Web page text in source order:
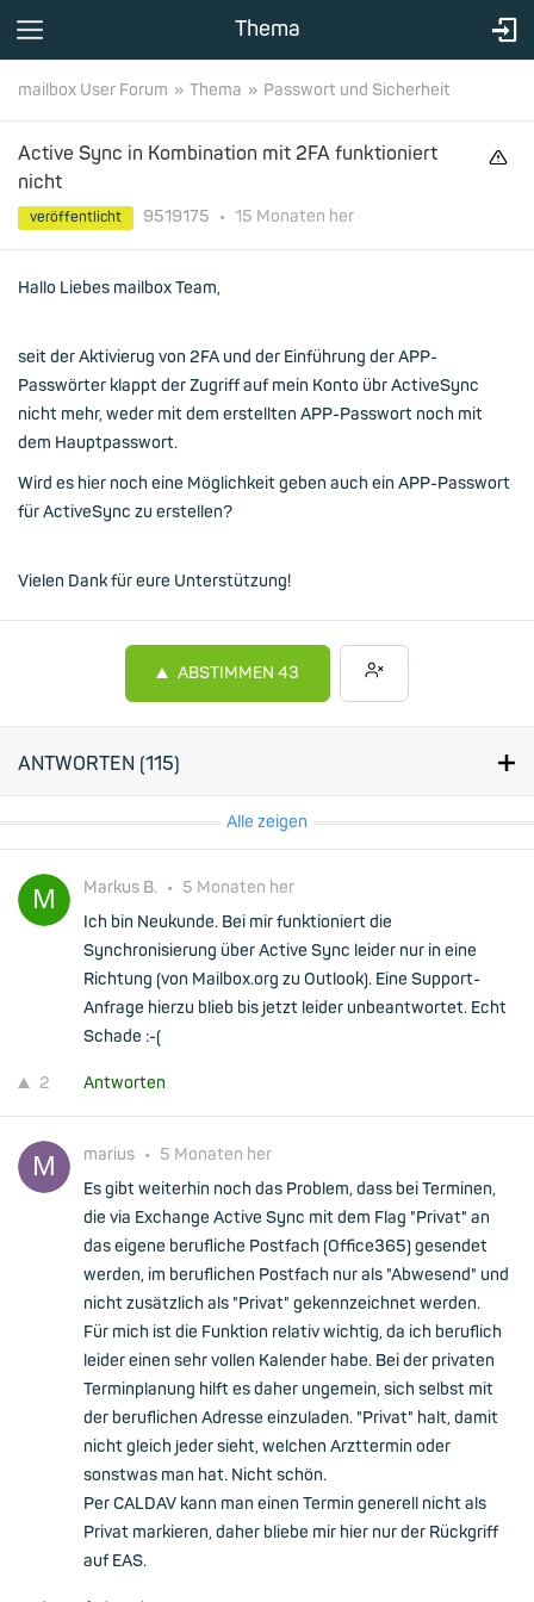
Thema
mailbox User Forum Thema Passwort und Sicherheit
Active Sync in Kombination mit 2FA funktioniert
nicht
veröffentlicht 9519175 • 15 Monaten her
Hallo Liebes mailbox Team,
seit der Aktivierug von 2FA und der Einführung der APP-
Passwörter klappt der Zugriff auf mein Konto übr ActiveSync
nicht mehr, weder mit dem erstellten APP-Passwort noch mit
dem Hauptpasswort.
Wird es hier noch eine Möglichkeit geben auch ein APP-Passwort
für ActiveSync zu erstellen?
Vielen Dank für eure Unterstützung!
ABSTIMMEN 43
ANTWORTEN (115)
Alle zeigen
Markus B. • 5 Monaten her
Ich bin Neukunde. Bei mir funktioniert die
Synchronisierung über Active Sync leider nur in eine
Richtung (von Mailbox.org zu Outlook). Eine Support-
Anfrage hierzu blieb bis jetzt leider unbeantwortet. Echt
Schade :-(
2 Antworten
marius • 5 Monaten her
Es gibt weiterhin noch das Problem, dass bei Terminen,
die via Exchange Active Sync mit dem Flag "Privat" an
das eigene berufliche Postfach (Office365) gesendet
werden, im beruflichen Postfach nur als "Abwesend" und
nicht zusätzlich als "Privat" gekennzeichnet werden.
Für mich ist die Funktion relativ wichtig, da ich beruflich
leider einen sehr vollen Kalender habe. Bei der privaten
Terminplanung hilft es daher ungemein, sich selbst mit
der beruflichen Adresse einzuladen. "Privat" halt, damit
nicht gleich jeder sieht, welchen Arzttermin oder
sonstwas man hat. Nicht schön.
Per CALDAV kann man einen Termin generell nicht als
Privat markieren, daher bliebe mir hier nur der Rückgriff
auf EAS.